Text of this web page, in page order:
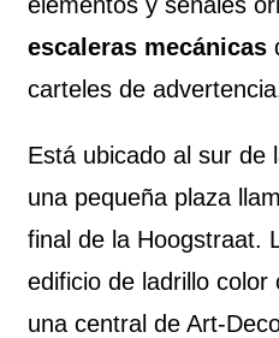
escaleras mecánicas
carteles de
Está ubicado al sur de
una pequeña plaza
final de la Hoogstraat.
edificio de ladrillo
una central de Art-